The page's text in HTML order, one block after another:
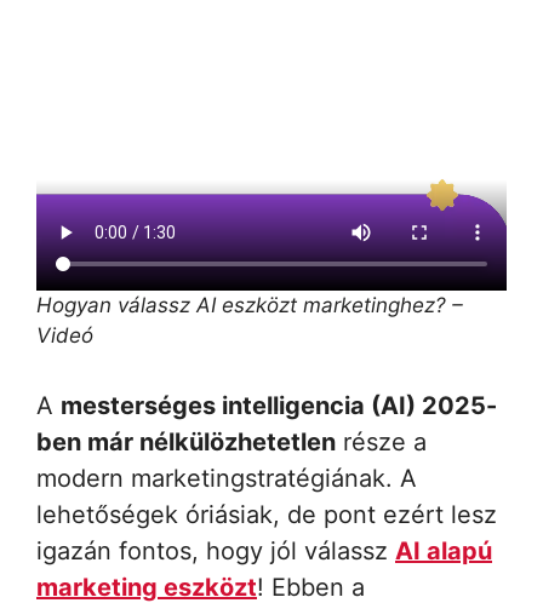
Hogyan válassz AI eszközt marketinghez? –
Videó
A mesterséges intelligencia (AI) 2025-
ben már nélkülözhetetlen része a
modern marketingstratégiának. A
lehetőségek óriásiak, de pont ezért lesz
igazán fontos, hogy jól válassz AI alapú
marketing eszközt! Ebben a